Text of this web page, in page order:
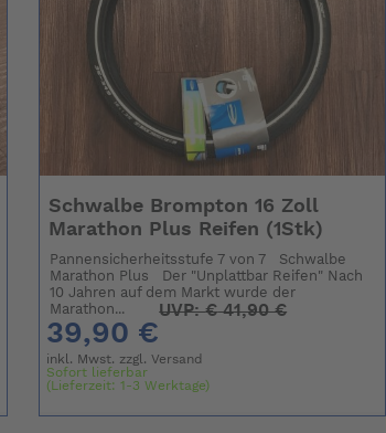
Schwalbe Brompton 16 Zoll
Marathon Plus Reifen (1Stk)
Pannensicherheitsstufe 7 von 7 Schwalbe
Marathon Plus Der "Unplattbar Reifen" Nach
10 Jahren auf dem Markt wurde der
Marathon...
39,90 €
UVP:€41,90 €
inkl. Mwst. zzgl.Versand
Sofort lieferbar
(Lieferzeit: 1-3 Werktage)